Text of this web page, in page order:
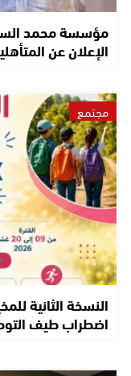
مؤسسة محمد
الإعلان عن
مجتمع
النسخة الثانية
اضطراب طيف